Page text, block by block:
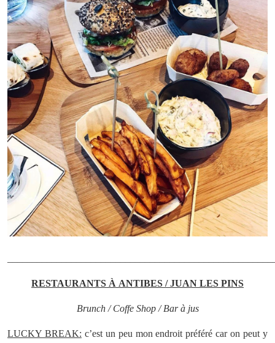
RESTAURANTS À ANTIBES / JUAN LES PINS
Brunch / Coffe Shop / Bar à jus
LUCKY BREAK: c’est un peu mon endroit préféré car on peut y